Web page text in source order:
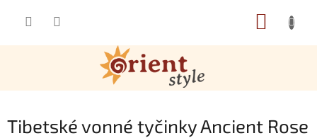
Tibetské vonné tyčinky Ancient Rose